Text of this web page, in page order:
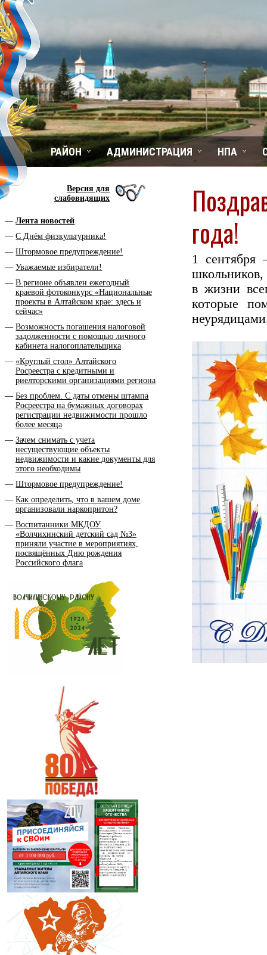
РАЙОН АДМИНИСТРАЦИЯ НПА
Версия для
слабовидящих
Лента новостей
С Днём физкультурника!
Штормовое предупреждение!
Уважаемые избиратели!
В регионе объявлен ежегодный
краевой фотоконкурс «Национальные
проекты в Алтайском крае: здесь и
сейчас»
Возможность погашения налоговой
задолженности с помощью личного
кабинета налогоплательщика
«Круглый стол» Алтайского
Росреестра с кредитными и
риелторскими организациями региона
Без проблем. С даты отмены штампа
Росреестра на бумажных договорах
регистрации недвижимости прошло
более месяца
Зачем снимать с учета
несуществующие объекты
недвижимости и какие документы для
этого необходимы
Штормовое предупреждение!
Как определить, что в вашем доме
организовали наркопритон?
Воспитанники МКДОУ
«Волчихинский детский сад №3»
приняли участие в мероприятиях,
посвящённых Дню рождения
Российского флага
года!
1 сентября
в жизни
которые